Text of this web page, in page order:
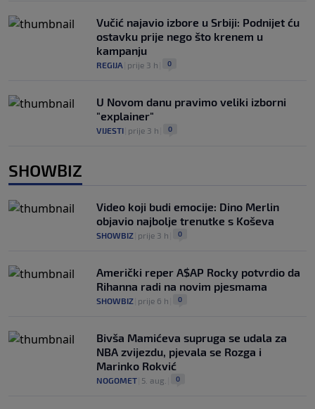
Vučić najavio izbore u Srbiji: Podnijet ću
ostavku prije nego što krenem u
kampanju
REGIJA prije 3 h 0
U Novom danu pravimo veliki izborni
"explainer"
VIJESTI prije 3 h 0
SHOWBIZ
Video koji budi emocije: Dino Merlin
objavio najbolje trenutke s Koševa
SHOWBIZ prije 3 h 0
Američki reper A$AP Rocky potvrdio da
Rihanna radi na novim pjesmama
SHOWBIZ prije 6 h 0
Bivša Mamićeva supruga se udala za
NBA zvijezdu, pjevala se Rozga i
Marinko Rokvić
NOGOMET 5. aug. 0